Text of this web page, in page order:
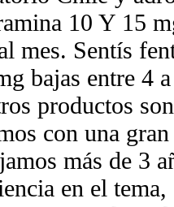
10 Y 15
mes. Sentís
bajas entre 4
productos
con una
más de 3
en el